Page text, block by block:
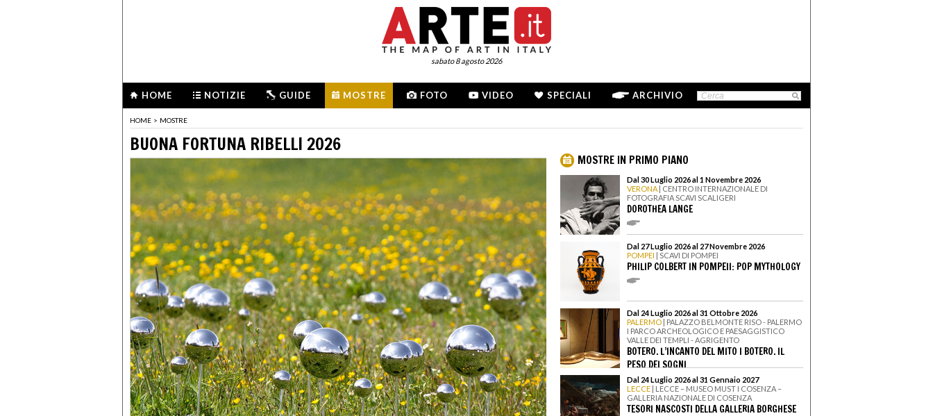
sabato 8 agosto 2026
HOME NOTIZIE GUIDE MOSTRE FOTO VIDEO SPECIALI ARCHIVIO
HOME > MOSTRE
BUONA FORTUNA RIBELLI 2026
MOSTRE IN PRIMO PIANO
Dal 30 Luglio 2026 al 1 Novembre 2026
VERONA | CENTRO INTERNAZIONALE DI
FOTOGRAFIA SCAVI SCALIGERI
DOROTHEA LANGE
Dal 27 Luglio 2026 al 27 Novembre 2026
POMPEI | SCAVI DI POMPEI
PHILIP COLBERT IN POMPEII: POP MYTHOLOGY
Dal 24 Luglio 2026 al 31 Ottobre 2026
PALERMO | PALAZZO BELMONTE RISO - PALERMO
I PARCO ARCHEOLOGICO E PAESAGGISTICO
VALLE DEI TEMPLI - AGRIGENTO
BOTERO. L’INCANTO DEL MITO I BOTERO. IL
PESO DEI SOGNI
Dal 24 Luglio 2026 al 31 Gennaio 2027
LECCE | LECCE – MUSEO MUST I COSENZA –
GALLERIA NAZIONALE DI COSENZA
TESORI NASCOSTI DELLA GALLERIA BORGHESE